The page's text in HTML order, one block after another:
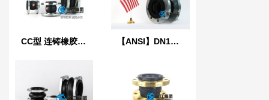
CC型 连铸橡胶软连接 【ANSI】DN100美标橡胶膨胀节